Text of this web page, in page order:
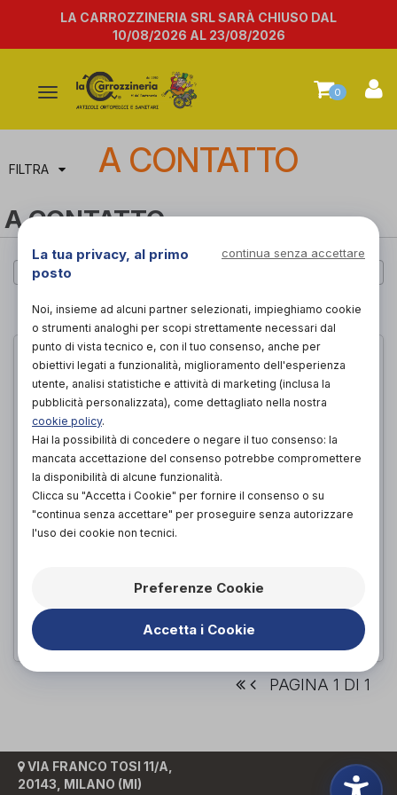
LA CARROZZINERIA SRL SARÀ CHIUSO DAL
10/08/2026 AL 23/08/2026
Attiva/disattiva
navigazione
0
FILTRA A CONTATTO
A CONTATTO
Cerca per marca
PAGINA 1 DI 1
PROVA E ACQUISTA IN NEGOZIO DA
PAGINA 1 DI 1
VIA FRANCO TOSI 11/A,
20143, MILANO (MI)
La tua privacy, al primo
posto
continua senza accettare
Noi, insieme ad alcuni partner selezionati, impieghiamo cookie
o strumenti analoghi per scopi strettamente necessari dal
punto di vista tecnico e, con il tuo consenso, anche per
obiettivi legati a funzionalità, miglioramento dell'esperienza
utente, analisi statistiche e attività di marketing (inclusa la
pubblicità personalizzata), come dettagliato nella nostra
cookie policy.
Hai la possibilità di concedere o negare il tuo consenso: la
mancata accettazione del consenso potrebbe compromettere
la disponibilità di alcune funzionalità.
Clicca su "Accetta i Cookie" per fornire il consenso o su
"continua senza accettare" per proseguire senza autorizzare
l'uso dei cookie non tecnici.
Preferenze Cookie
Accetta i Cookie